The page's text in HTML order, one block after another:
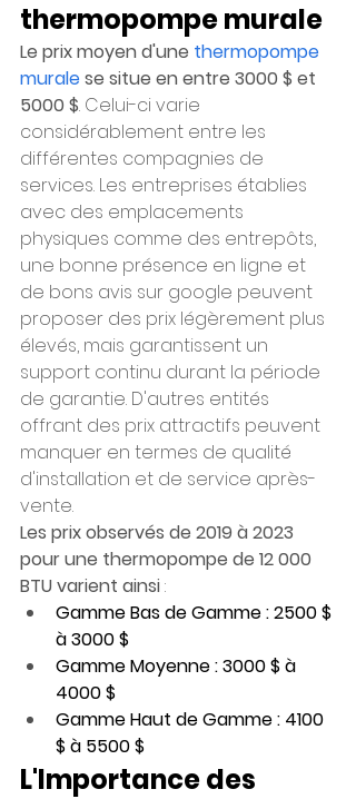
thermopompe murale
Le prix moyen d'une thermopompe
murale se situe en entre 3000 $ et
5000 $. Celui-ci varie
considérablement entre les
différentes compagnies de
services. Les entreprises établies
avec des emplacements
physiques comme des entrepôts,
une bonne présence en ligne et
de bons avis sur google peuvent
proposer des prix légèrement plus
élevés, mais garantissent un
support continu durant la période
de garantie. D'autres entités
offrant des prix attractifs peuvent
manquer en termes de qualité
d'installation et de service après-
vente.
Les prix observés de 2019 à 2023
pour une thermopompe de 12 000
BTU varient ainsi :
Gamme Bas de Gamme : 2500 $
à 3000 $
Gamme Moyenne : 3000 $ à
4000 $
Gamme Haut de Gamme : 4100
$ à 5500 $
L'Importance des